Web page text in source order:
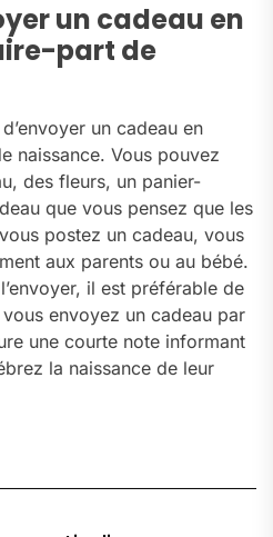
un cadeau en
part de
un cadeau en
naissance. Vous pouvez
des fleurs, un panier-
que vous pensez que les
postez un cadeau, vous
aux parents ou au bébé.
il est préférable de
envoyez un cadeau par
une courte note informant
la naissance de leur